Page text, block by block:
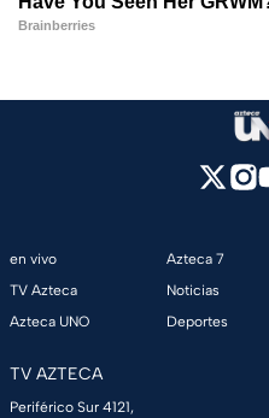
en vivo
TV Azteca
Azteca UNO
Azteca 7
Noticias
Deportes
TV AZTECA
Periférico Sur 4121,